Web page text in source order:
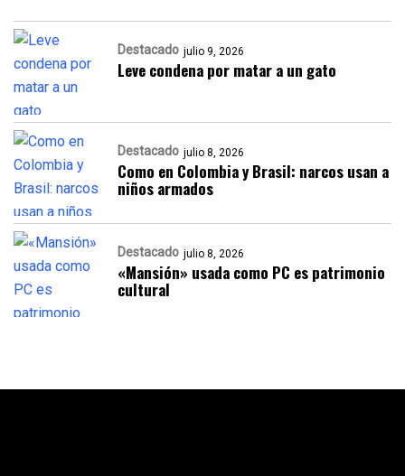
Destacado julio 9, 2026
Leve condena por matar a un gato
Destacado julio 8, 2026
Como en Colombia y Brasil: narcos usan a
niños armados
Destacado julio 8, 2026
«Mansión» usada como PC es patrimonio
cultural